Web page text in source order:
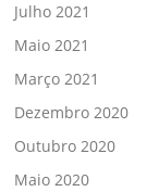
Julho 2021
Maio 2021
Março 2021
Dezembro 2020
Outubro 2020
Maio 2020